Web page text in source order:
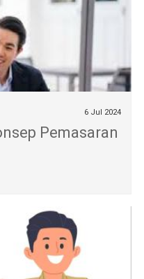
6 Jul 2024
Pemasaran